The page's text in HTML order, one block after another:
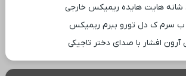
هایت هایده ریمیکس خارجی
سرم ک دل تورو ببرم ریمیکس
افشار با صدای دختر تاجیکی